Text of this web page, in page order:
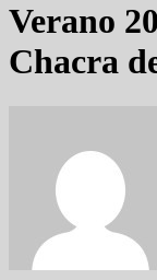
Verano
Chacra